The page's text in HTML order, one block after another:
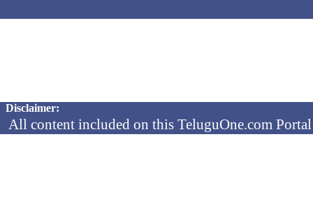
Disclaimer:
All content included on this TeluguOne.com